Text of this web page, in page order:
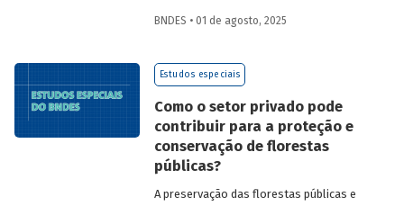
sua atuação e os projetos estão reunidas
BNDES • 01 de agosto, 2025
Estudos especiais
Como o setor privado pode
contribuir para a proteção e
conservação de florestas
públicas?
A preservação das florestas públicas e